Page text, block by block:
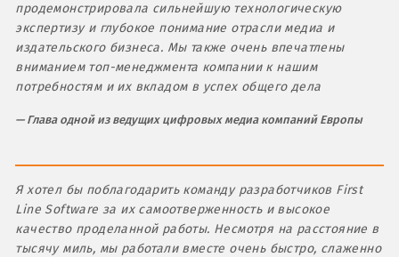
продемонстрировала сильнейшую технологическую
экспертизу и глубокое понимание отрасли медиа и
издательского бизнеса. Мы также очень впечатлены
вниманием топ-менеджмента компании к нашим
потребностям и их вкладом в успех общего дела
Глава одной из ведущих цифровых медиа компаний Европы
Я хотел бы поблагодарить команду разработчиков First
Line Software за их самоотверженность и высокое
качество проделанной работы. Несмотря на расстояние в
тысячу миль, мы работали вместе очень быстро, слаженно